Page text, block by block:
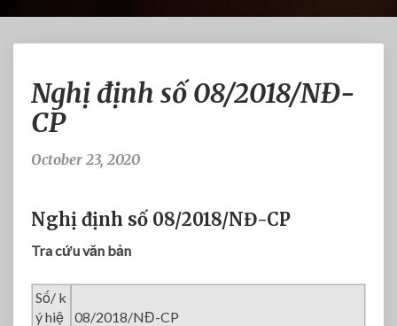
g
s
8
Nghị định số 08/2018/NĐ-
CP
October 23, 2020
Nghị định số 08/2018/NĐ-CP
Tra cứu văn bản
Số/ k
ý hiệ
08/2018/NĐ-CP